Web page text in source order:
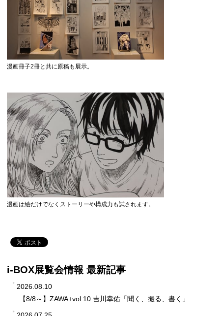
漫画冊子2冊と共に原稿も展示。
漫画は絵だけでなくストーリーや構成力も試されます。
i-BOX展覧会情報 最新記事
2026.08.10
【8/8～】ZAWA+vol.10 吉川幸佑「聞く、撮る、書く」